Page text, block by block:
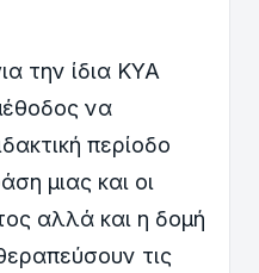
την ίδια ΚΥΑ
να
περίοδο
μιας και οι
αλλά και η δομή
τις